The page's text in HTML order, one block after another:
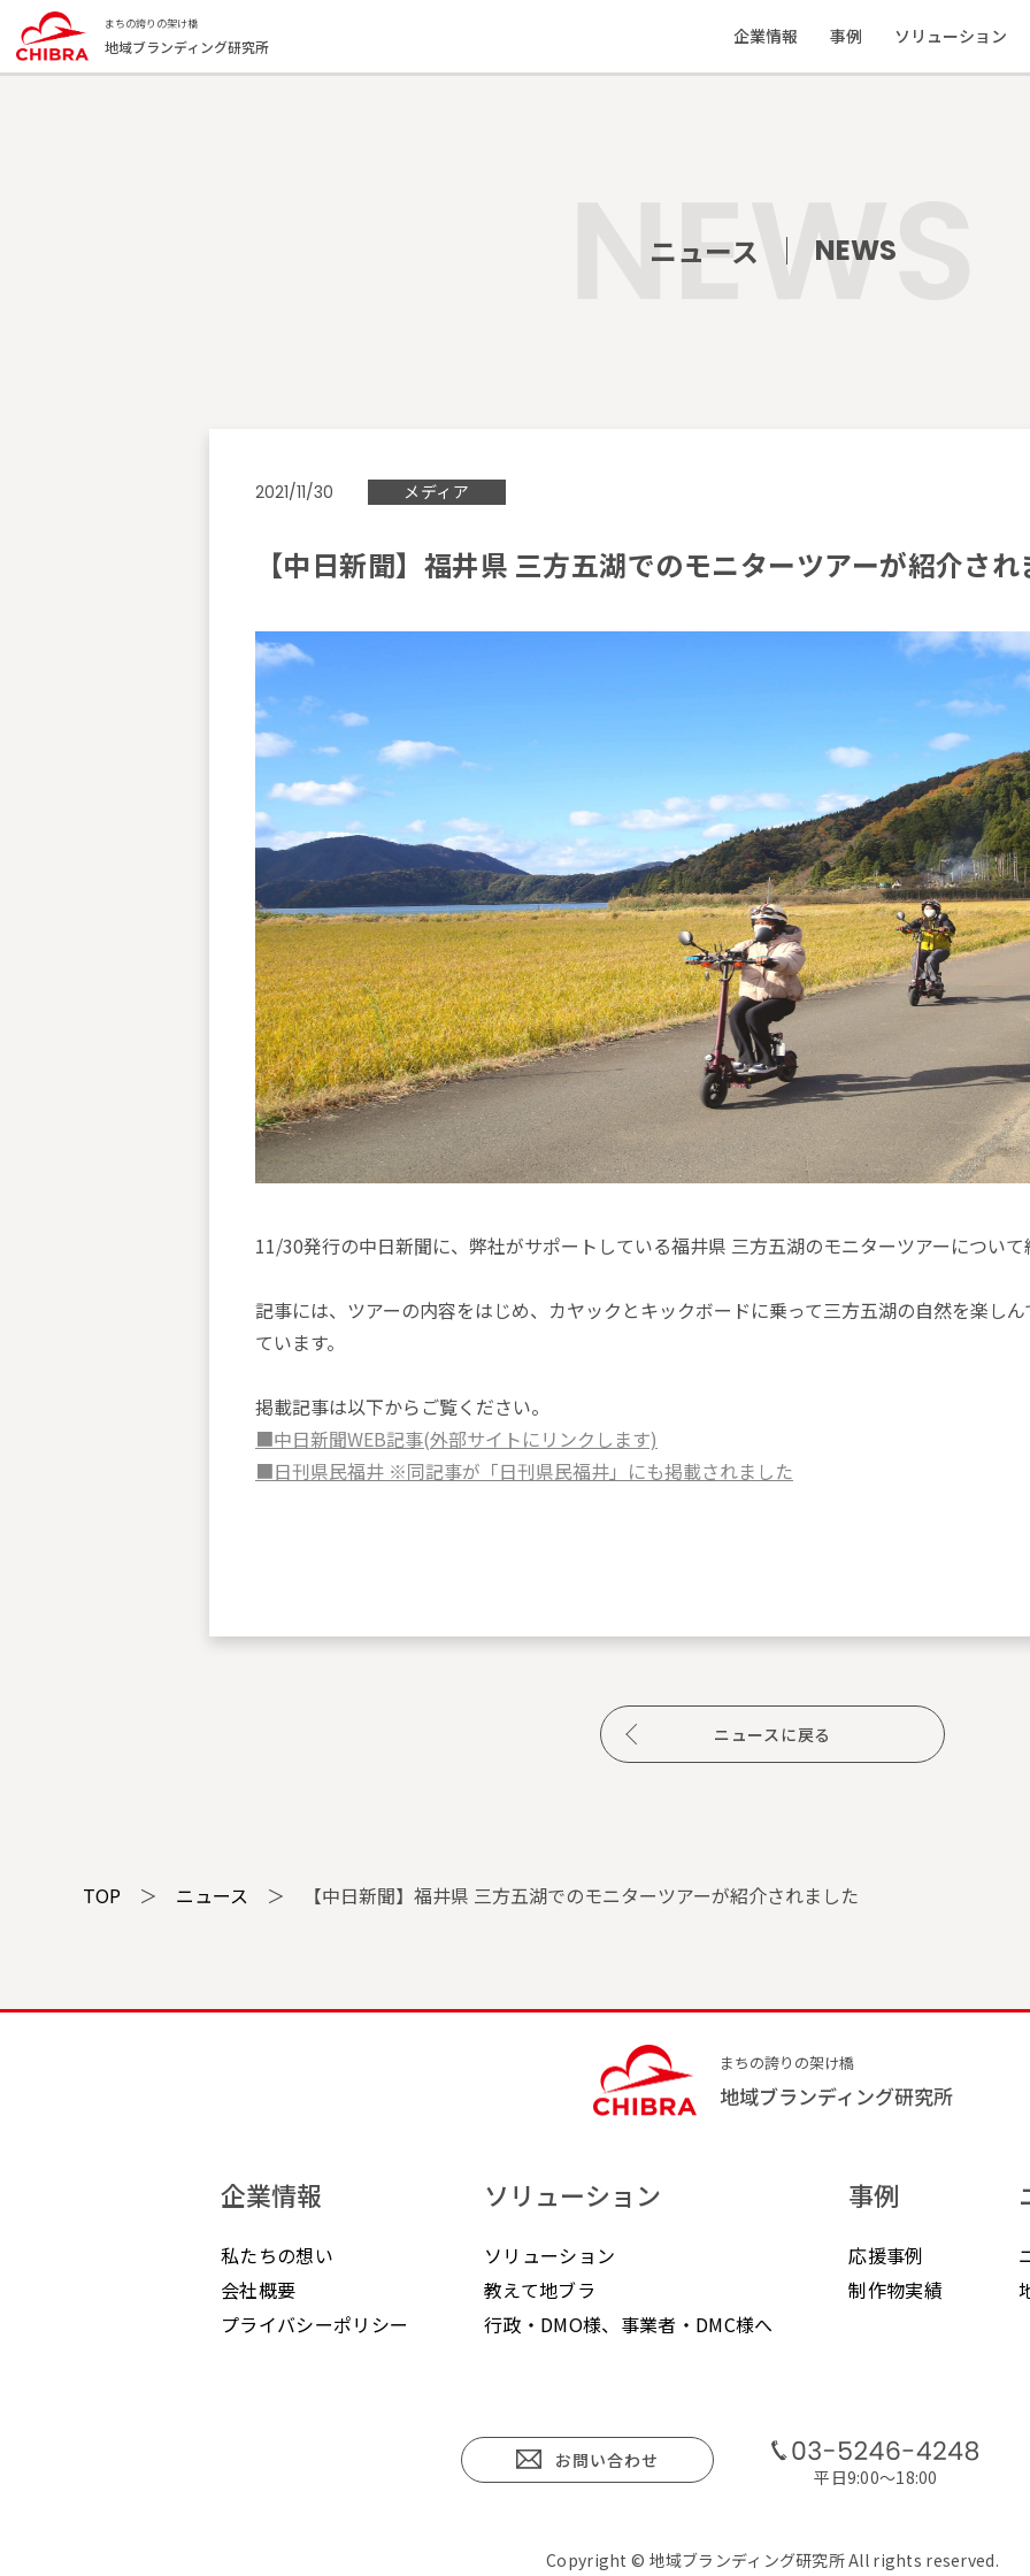
まちの誇りの架け橋
地域ブランディング研究所 企業情報 事例 ソリューション
ニュース NEWS
2021/11/30 メディア
【中日新聞】福井県 三方五湖でのモニターツアーが紹介さ
11/30発行の中日新聞に、弊社がサポートしている福井県 三方五湖のモニターツアーについ
記事には、ツアーの内容をはじめ、カヤックとキックボードに乗って三方五湖の自然を楽し
ています。
掲載記事は以下からご覧ください。
■中日新聞WEB記事(外部サイトにリンクします)
■日刊県民福井 ※同記事が「日刊県民福井」にも掲載されました
ニュースに戻る
TOP ＞ ニュース ＞ 【中日新聞】福井県 三方五湖でのモニターツアーが紹介されました
まちの誇りの架け橋
地域ブランディング研究所
企業情報
私たちの想い
会社概要
プライバシーポリシー
ソリューション
ソリューション
教えて地ブラ
行政・DMO様、事業者・DMC様へ
事例
応援事例
制作物実績
お問い合わせ
平日9:00〜18:00
Copyright © 地域ブランディング研究所 All rights reserved.